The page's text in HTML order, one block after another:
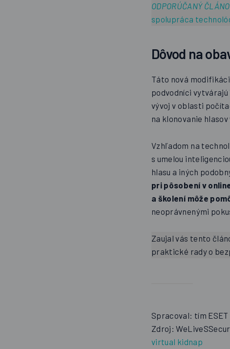
ODPORÚČANÝ
spolupráca
Dôvod na
Táto nová
podvodníci
vývoj v oblasti
na klonovanie
Vzhľadom na
s umelou
hlasu a iných
pri pôsobení v
a školení môže
neoprávnenými
Zaujal vás tento
praktické rady o
Spracoval: tím ESET
Zdroj:
virtual kidnap